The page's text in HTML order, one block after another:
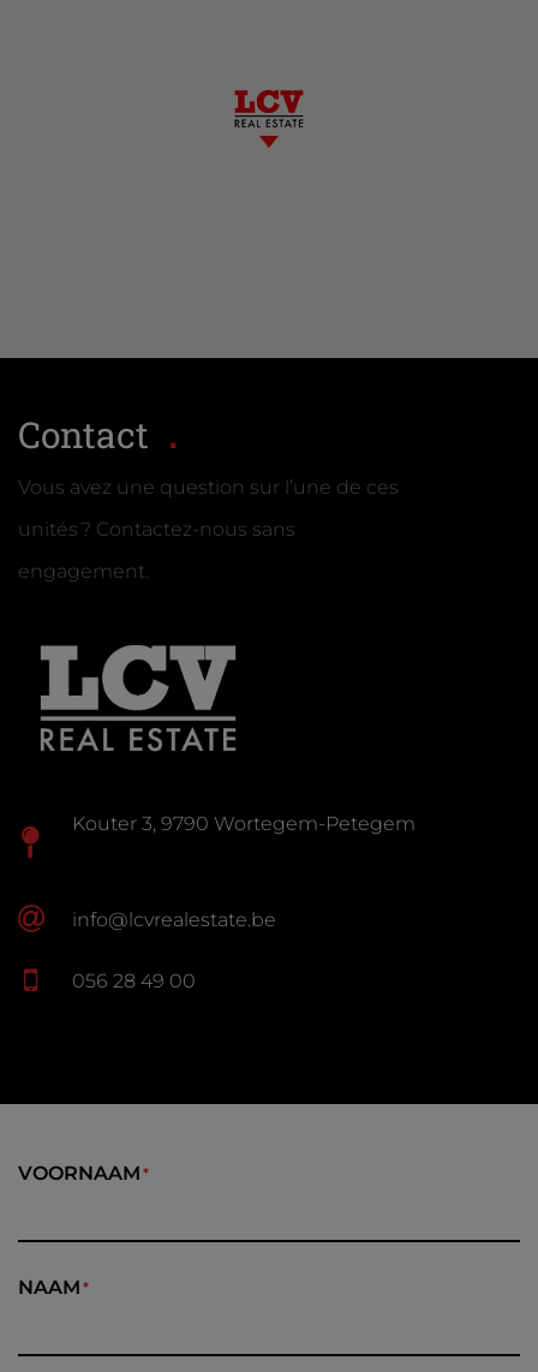
Contact
Vous avez une question sur l’une de ces
unités ? Contactez-nous sans
engagement.
Kouter 3, 9790 Wortegem-Petegem
info@lcvrealestate.be
056 28 49 00
VOORNAAM
NAAM